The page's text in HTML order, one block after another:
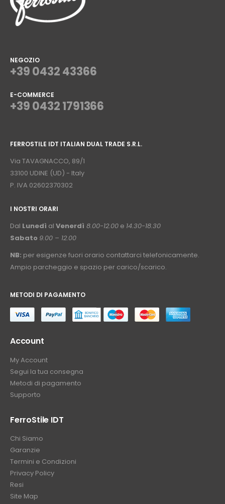
NEGOZIO
+39 0432 43366
E-COMMERCE
+39 0432 1791366
FERROSTILE IDT ITALIAN DUAL TRADE S.R.L.
Via TAVAGNACCO, 89/1
33100 UDINE (UD) - Italy
P. IVA 02602370302
I NOSTRI ORARI
Dal Lunedì al Venerdì 8.00-12.00 e 14.30-18.30
Sabato 9.00 – 12.00
NB: per esigenze fuori orario contattarci telefonicamente.
Ampio parcheggio e spazio per carico/scarico.
METODI DI PAGAMENTO
Account
My Account
Segui la tua consegna
Metodi di pagamento
Supporto
FerroStile IDT
Chi Siamo
Garanzie
Termini e Condizioni
Privacy Policy
Resi
Site Map